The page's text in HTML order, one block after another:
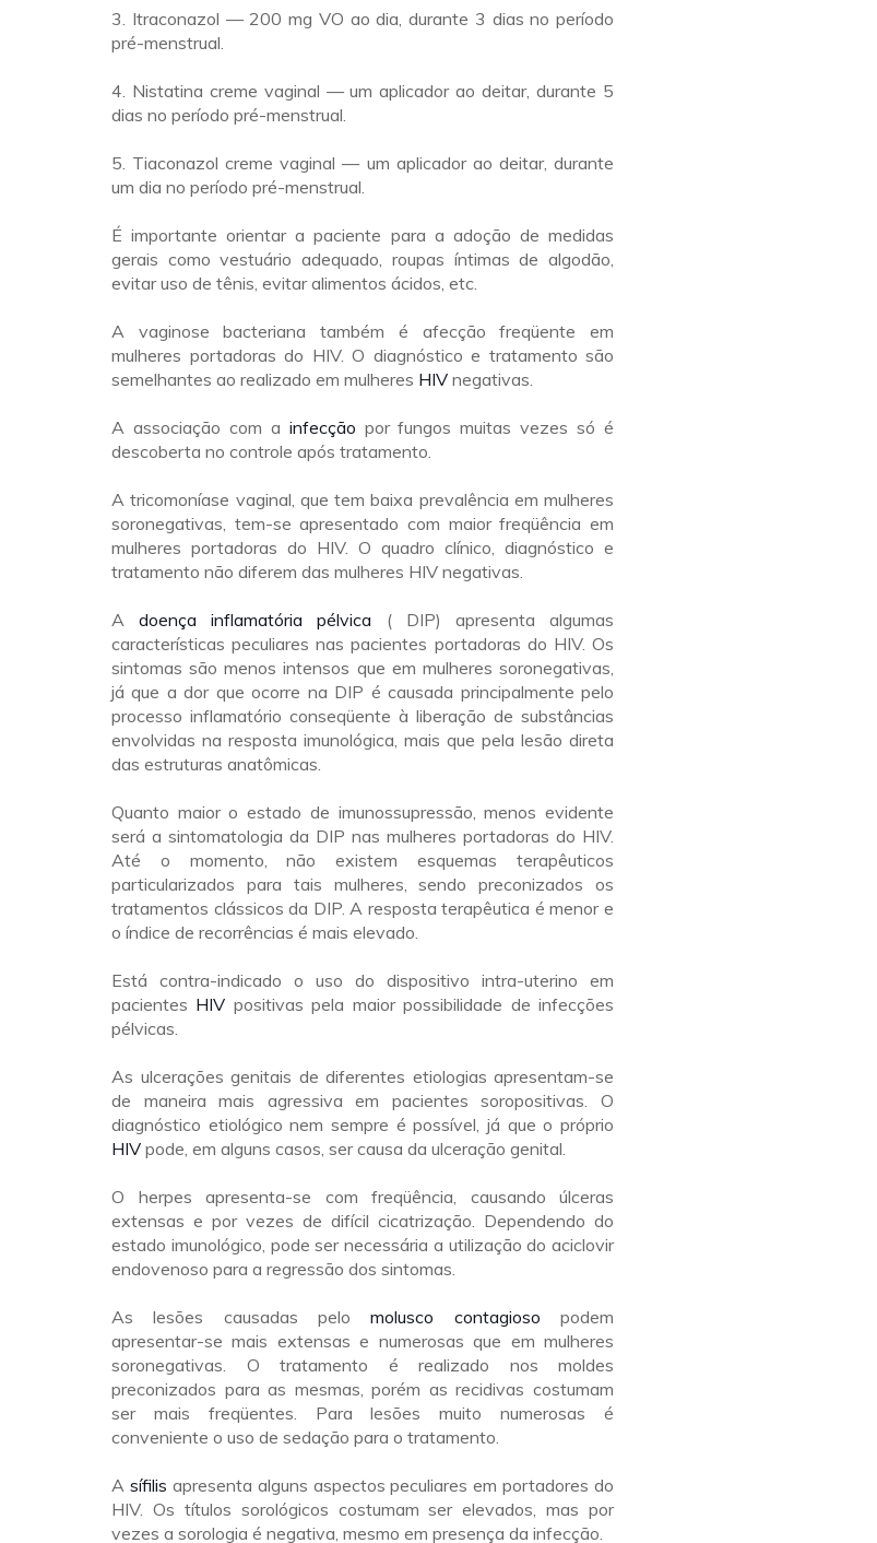
3. Itraconazol — 200 mg VO ao dia, durante 3 dias no período
pré-menstrual.
4. Nistatina creme vaginal — um aplicador ao deitar, durante 5
dias no período pré-menstrual.
5. Tiaconazol creme vaginal — um aplicador ao deitar, durante
um dia no período pré-menstrual.
É importante orientar a paciente para a adoção de medidas
gerais como vestuário adequado, roupas íntimas de algodão,
evitar uso de tênis, evitar alimentos ácidos, etc.
A vaginose bacteriana também é afecção freqüente em
mulheres portadoras do HIV. O diagnóstico e tratamento são
semelhantes ao realizado em mulheres HIV negativas.
A associação com a infecção por fungos muitas vezes só é
descoberta no controle após tratamento.
A tricomoníase vaginal, que tem baixa prevalência em mulheres
soronegativas, tem-se apresentado com maior freqüência em
mulheres portadoras do HIV. O quadro clínico, diagnóstico e
tratamento não diferem das mulheres HIV negativas.
Adoença inflamatória pélvica ( DIP) apresenta algumas
características peculiares nas pacientes portadoras do HIV. Os
sintomas são menos intensos que em mulheres soronegativas,
já que a dor que ocorre na DIP é causada principalmente pelo
processo inflamatório conseqüente à liberação de substâncias
envolvidas na resposta imunológica, mais que pela lesão direta
das estruturas anatômicas.
Quanto maior o estado de imunossupressão, menos evidente
será a sintomatologia da DIP nas mulheres portadoras do HIV.
Até o momento, não existem esquemas terapêuticos
particularizados para tais mulheres, sendo preconizados os
tratamentos clássicos da DIP. A resposta terapêutica é menor e
o índice de recorrências é mais elevado.
Está contra-indicado o uso do dispositivo intra-uterino em
pacientes HIV positivas pela maior possibilidade de infecções
pélvicas.
As ulcerações genitais de diferentes etiologias apresentam-se
de maneira mais agressiva em pacientes soropositivas. O
diagnóstico etiológico nem sempre é possível, já que o próprio
HIV pode, em alguns casos, ser causa da ulceração genital.
O herpes apresenta-se com freqüência, causando úlceras
extensas e por vezes de difícil cicatrização. Dependendo do
estado imunológico, pode ser necessária a utilização do aciclovir
endovenoso para a regressão dos sintomas.
As lesões causadas pelomolusco contagioso podem
apresentar-se mais extensas e numerosas que em mulheres
soronegativas. O tratamento é realizado nos moldes
preconizados para as mesmas, porém as recidivas costumam
ser mais freqüentes. Para lesões muito numerosas é
conveniente o uso de sedação para o tratamento.
A sífilis apresenta alguns aspectos peculiares em portadores do
HIV. Os títulos sorológicos costumam ser elevados, mas por
vezes a sorologia é negativa, mesmo em presença da infecção.